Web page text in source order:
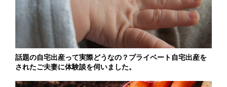
話題の自宅出産って実際どうなの？プライベート自宅出産を
されたご夫妻に体験談を伺いました。